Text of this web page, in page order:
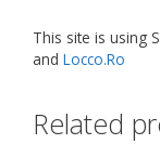
This site is using
and Locco.Ro
Related